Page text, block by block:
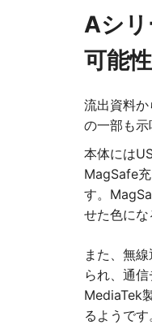
Aシ
可能性
流出資料
の一部も示
本体には
MagSafe
す。
せた色にな
また、無
られ、通
MediaTek
るようです